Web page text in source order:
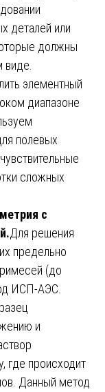
деталей или
должны
элементный
диапазоне
полевых
сложных
с
Для решения
предельно
(до
ИСП-АЭС.
и
где происходит
Данный метод